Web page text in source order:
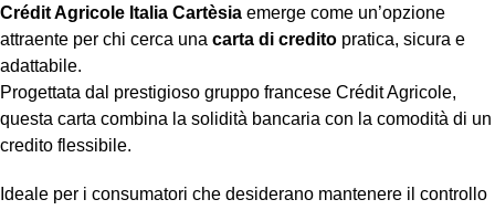
Crédit Agricole Italia Cartèsia emerge come un’opzione
attraente per chi cerca una carta di credito pratica, sicura e
adattabile.
Progettata dal prestigioso gruppo francese Crédit Agricole,
questa carta combina la solidità bancaria con la comodità di un
credito flessibile.
Ideale per i consumatori che desiderano mantenere il controllo